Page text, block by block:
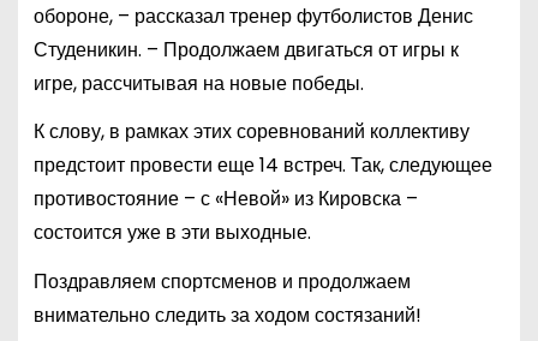
обороне, – рассказал тренер футболистов Денис
Студеникин. – Продолжаем двигаться от игры к
игре, рассчитывая на новые победы.
К слову, в рамках этих соревнований коллективу
предстоит провести еще 14 встреч. Так, следующее
противостояние – с «Невой» из Кировска –
состоится уже в эти выходные.
Поздравляем спортсменов и продолжаем
внимательно следить за ходом состязаний!